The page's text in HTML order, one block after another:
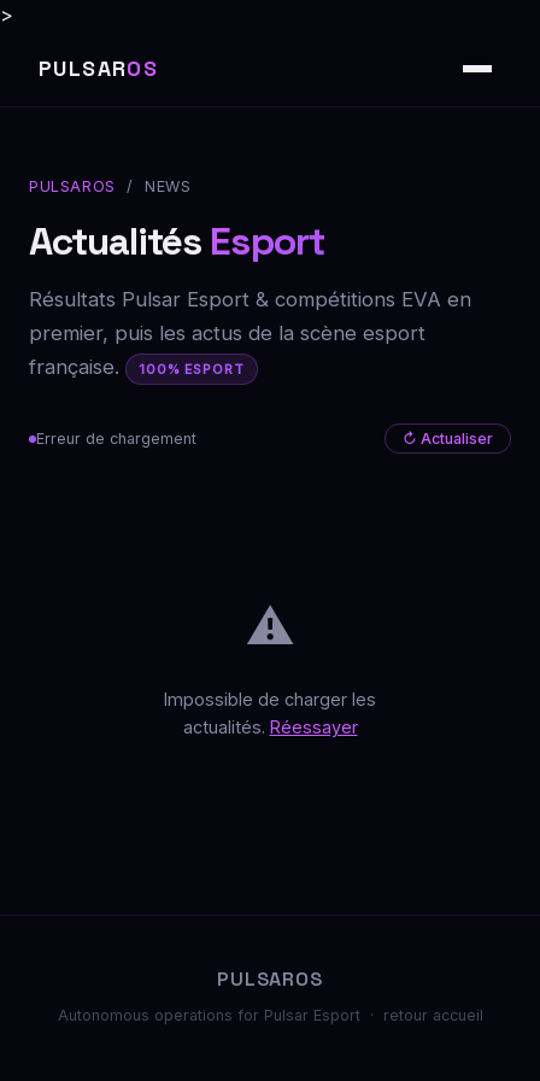
>
PULSAROS
PULSAROS / NEWS
Actualités Esport
Résultats Pulsar Esport & compétitions EVA en
premier, puis les actus de la scène esport
française.
100% ESPORT
Erreur de chargement ↻ Actualiser
⚠️
Impossible de charger les
actualités. Réessayer
PULSAROS
Autonomous operations for Pulsar Esport · retour accueil